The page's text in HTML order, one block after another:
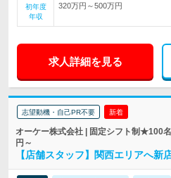
初年度
年収
320万円～500万円
求人詳細を見る
志望動機・自己PR不要 新着
オーケー株式会社 | 固定シフト制★100
円～
【店舗スタッフ】関西エリアへ